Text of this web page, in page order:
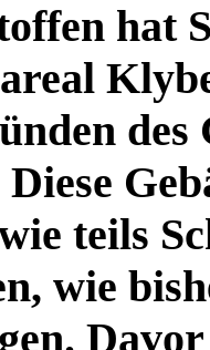
hat
des
teils
wie